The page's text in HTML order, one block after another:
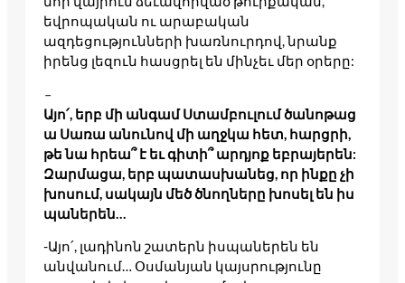
եվրոպական ու արաբական
ազդեցությունների խառնուրդով, նրանք
իրենց լեզուն հասցրել են մինչեւ մեր օրերը:
–
Այո՛, երբ մի անգամ Ստամբուլում ծանոթաց
ա Սառա անունով մի աղջկա հետ, հարցրի,
թե նա հրեա՞ է եւ գիտի՞ արդյոք եբրայերեն:
Զարմացա, երբ պատասխանեց, որ ինքը չի
խոսում, սակայն մեծ ծնողները խոսել են իս
պաներեն…
-Այո՛, լադինոն շատերն իսպաներեն են
անվանում… Օսմանյան կայսրությունը